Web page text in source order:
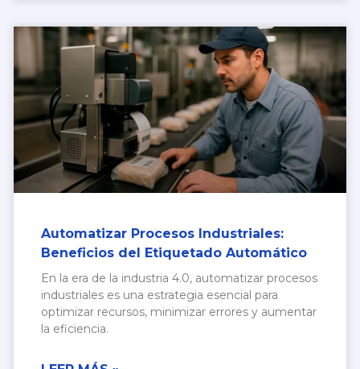
Automatizar Procesos Industriales:
Beneficios del Etiquetado Automático
En la era de la industria 4.0, automatizar procesos
industriales es una estrategia esencial para
optimizar recursos, minimizar errores y aumentar
la eficiencia.